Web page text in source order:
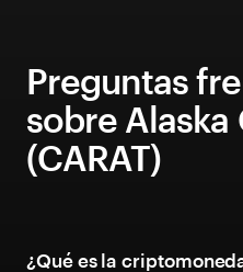
Preguntas
sobre Alaska
(CARAT)
¿Qué es la